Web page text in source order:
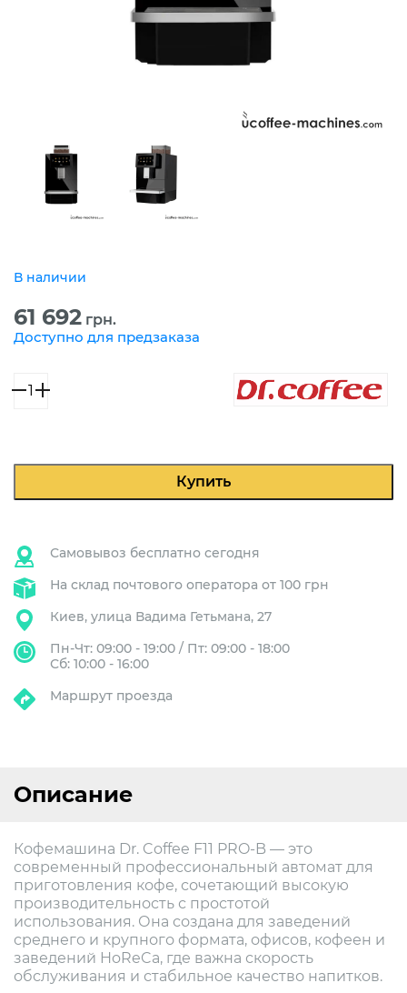
В наличии
61 692 грн.
Доступно для предзаказа
Количество
товара
F11PRO-
Купить
Самовывоз бесплатно сегодня
На склад почтового оператора от 100 грн
Киев, улица Вадима Гетьмана, 27
Пн-Чт: 09:00 - 19:00 / Пт: 09:00 - 18:00
Сб: 10:00 - 16:00
Маршрут проезда
Описание
Кофемашина Dr. Coffee F11 PRO-B — это
современный профессиональный автомат для
приготовления кофе, сочетающий высокую
производительность с простотой
использования. Она создана для заведений
среднего и крупного формата, офисов, кофеен и
заведений HoReCa, где важна скорость
обслуживания и стабильное качество напитков.